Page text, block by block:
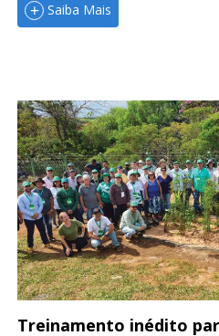
Saiba Mais
Treinamento inédito